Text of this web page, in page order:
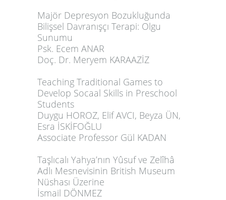
Majör Depresyon Bozukluğunda
Bilişsel Davranışçı Terapi: Olgu
Sunumu
Psk. Ecem ANAR
Doç. Dr. Meryem KARAAZİZ
Teaching Traditional Games to
Develop Socaal Skills in Preschool
Students
Duygu HOROZ, Elif AVCI, Beyza ÜN,
Esra İSKİFOĞLU
Associate Professor Gül KADAN
Taşlıcalı Yahya’nın Yûsuf ve Zelîhâ
Adlı Mesnevisinin British Museum
Nüshası Üzerine
İsmail DÖNMEZ